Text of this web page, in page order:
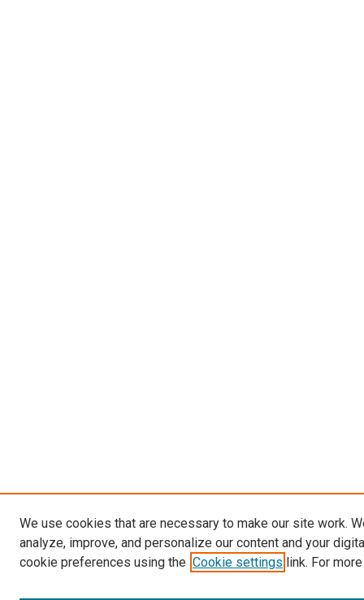
We use cookies that are necessary to make our site work.
analyze, improve, and personalize our content and your
cookie preferences using the Cookie settings link. For